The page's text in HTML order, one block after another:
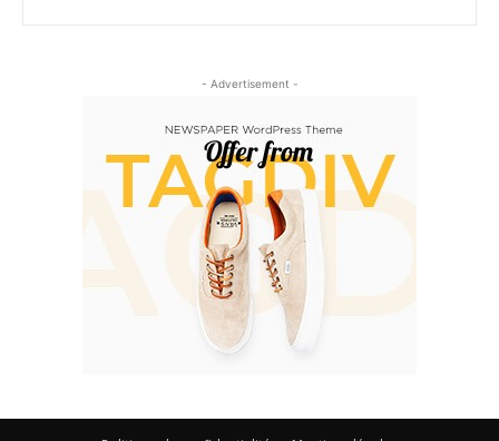
- Advertisement -